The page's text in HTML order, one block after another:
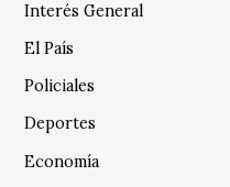
Interés General
El País
Policiales
Deportes
Economía